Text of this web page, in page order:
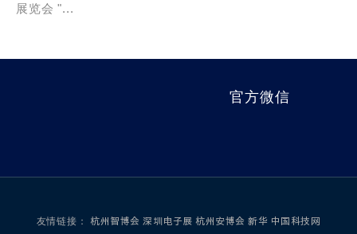
展览会 "...
官方微信